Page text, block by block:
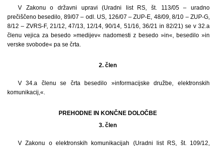
V Zakonu o državni upravi (Uradni list RS, št. 113/05 – uradno
prečiščeno besedilo, 89/07 – odl. US, 126/07 – ZUP-E, 48/09, 8/10 – ZUP-G,
8/12 – ZVRS-F, 21/12, 47/13, 12/14, 90/14, 51/16, 36/21 in 82/21) se v 32.a
členu vejica za besedo »medijev« nadomesti z besedo »in«, besedilo »in
verske svobode« pa se črta.
2. člen
V 34.a členu se črta besedilo »informacijske družbe, elektronskih
komunikacij,«.
PREHODNE IN KONČNE DOLOČBE
3. člen
V Zakonu o elektronskih komunikacijah (Uradni list RS, št. 109/12,